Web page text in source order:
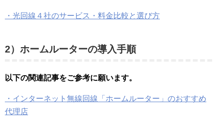
・光回線４社のサービス・料金比較と選び方
2）ホームルーターの導入手順
以下の関連記事をご参考に願います。
・インターネット無線回線「ホームルーター」のおすすめ
代理店